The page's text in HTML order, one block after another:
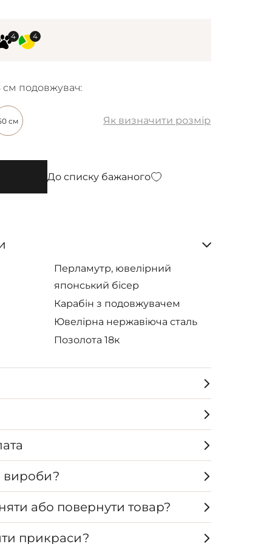
см подовжувач:
см Як визначити розмір
До списку бажаного
Перламутр, ювелірний
японський бісер
Карабін з подовжувачем
Ювелірна нержавіюча сталь
Позолота 18к
вироби?
або повернути товар?
прикраси?